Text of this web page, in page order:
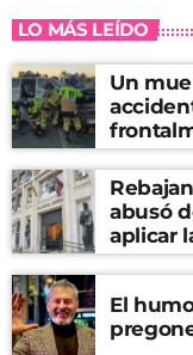
LO MÁS LEÍDO
Un
abusó
aplicar
El